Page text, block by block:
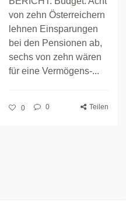
von zehn Österreichern
lehnen Einsparungen
bei den Pensionen ab,
sechs von zehn wären
für eine Vermögens-...
0 0 Teilen